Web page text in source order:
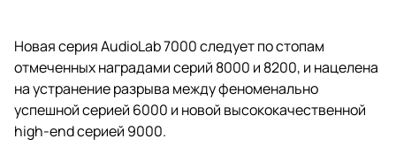
Новая серия AudioLab 7000 следует по стопам
отмеченных наградами серий 8000 и 8200, и нацелена
на устранение разрыва между феноменально
успешной серией 6000 и новой высококачественной
high-end серией 9000.